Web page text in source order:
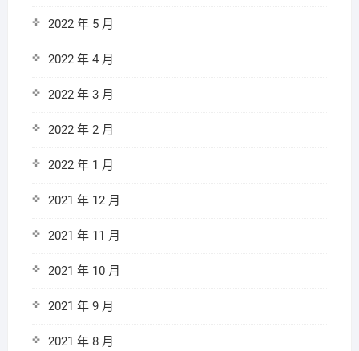
2022 年 5 月
2022 年 4 月
2022 年 3 月
2022 年 2 月
2022 年 1 月
2021 年 12 月
2021 年 11 月
2021 年 10 月
2021 年 9 月
2021 年 8 月